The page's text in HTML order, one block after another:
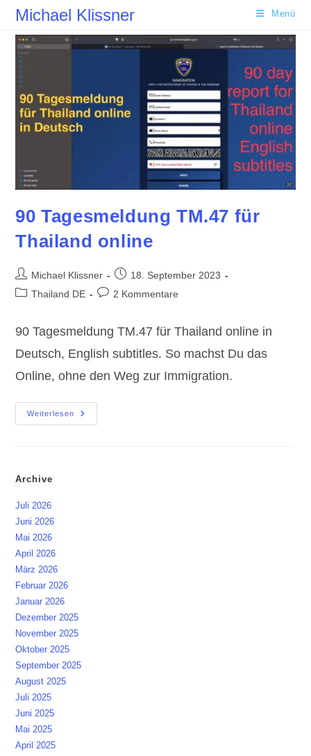
Zum
springen
Michael Klissner Menü
90 Tagesmeldung TM.47 für
Thailand online
Beitrags-
Autor:
Michael Klissner
Beitrag
veröffentlicht:
18. September 2023
Beitrags-
Thailand DE
Beitrags-
2 Kommentare
90 Tagesmeldung TM.47 für Thailand online in
Deutsch, English subtitles. So machst Du das
Online, ohne den Weg zur Immigration.
Weiterlesen
90
Tagesmeldung
Archive
Juli 2026
Juni 2026
Mai 2026
April 2026
März 2026
Februar 2026
Januar 2026
Dezember 2025
November 2025
Oktober 2025
September 2025
August 2025
Juli 2025
Juni 2025
Mai 2025
April 2025